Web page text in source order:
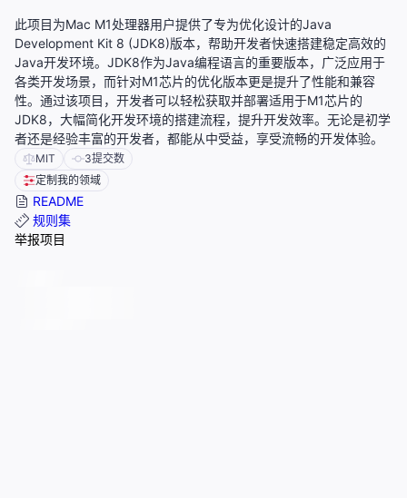
此项目为Mac M1处理器用户提供了专为优化设计的Java
Development Kit 8 (JDK8)版本，帮助开发者快速搭建稳定高效的
Java开发环境。JDK8作为Java编程语言的重要版本，广泛应用于
各类开发场景，而针对M1芯片的优化版本更是提升了性能和兼容
性。通过该项目，开发者可以轻松获取并部署适用于M1芯片的
JDK8，大幅简化开发环境的搭建流程，提升开发效率。无论是初学
者还是经验丰富的开发者，都能从中受益，享受流畅的开发体验。
MIT 3提交数
定制我的领域
README
规则集
举报项目